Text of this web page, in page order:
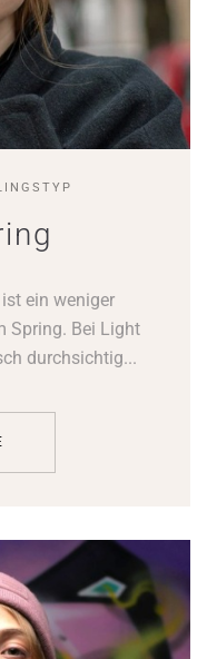
ein weniger
Spring. Bei Light
durchsichtig...